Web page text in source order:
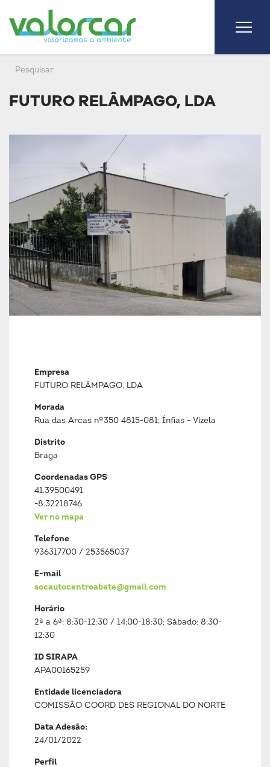
FUTURO RELÂMPAGO, LDA
Empresa
FUTURO RELÂMPAGO, LDA
Morada
Rua das Arcas nº350 4815-081; Ínfias - Vizela
Distrito
Braga
Coordenadas GPS
41.39500491
-8.32218746
Ver no mapa
Telefone
936317700 / 253565037
E-mail
socautocentroabate@gmail.com
Horário
2ª a 6ª: 8:30-12:30 / 14:00-18:30; Sábado: 8:30-
12:30
ID SIRAPA
APA00165259
Entidade licenciadora
COMISSÃO COORD DES REGIONAL DO NORTE
Data Adesão:
24/01/2022
Perfil